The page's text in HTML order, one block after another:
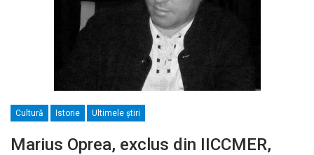
Cultură Istorie Ultimele ştiri
Marius Oprea, exclus din IICCMER,